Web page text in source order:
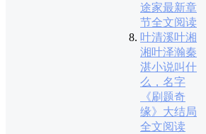
途家最新章
节全文阅读
叶清溪叶湘
湘叶泽瀚秦
湛小说叫什
么，名字
《刷题奇
缘》大结局
全文阅读